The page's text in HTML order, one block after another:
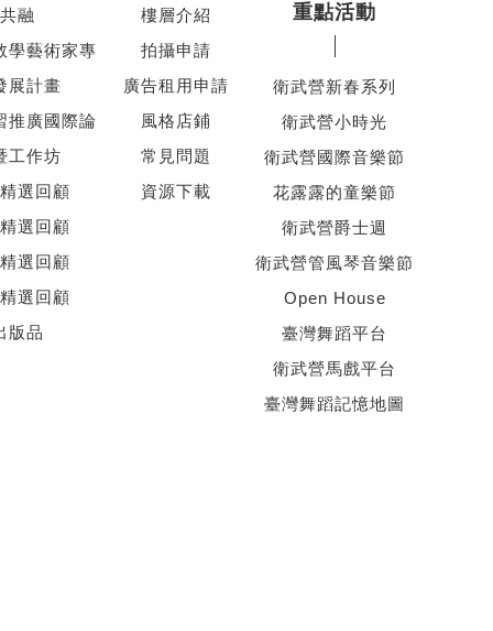
共融
學藝術家專
展計畫
推廣國際論
工作坊
選回顧
選回顧
選回顧
選回顧
版品
樓層介紹
拍攝申請
廣告租用申請
風格店鋪
常見問題
資源下載
重點活動
衛武營新春系列
衛武營小時光
衛武營國際音樂節
花露露的童樂節
衛武營爵士週
衛武營管風琴音樂節
Open House
臺灣舞蹈平台
衛武營馬戲平台
臺灣舞蹈記憶地圖